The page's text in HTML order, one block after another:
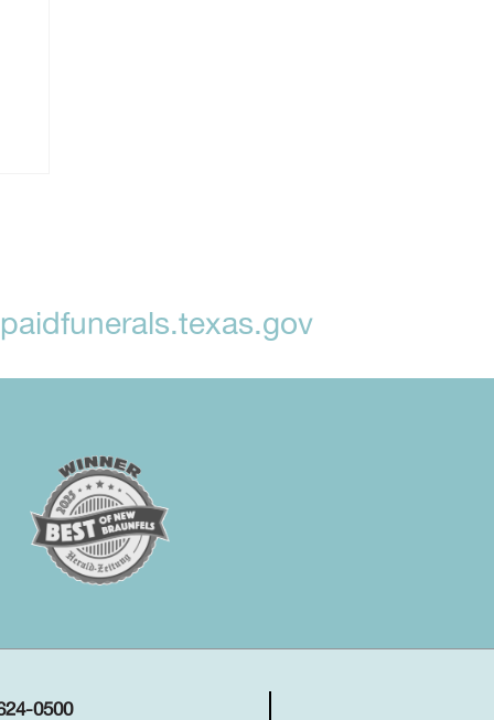
0500